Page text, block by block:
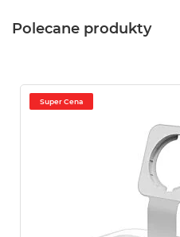
T
a
c
Polecane produkty
Super Cena